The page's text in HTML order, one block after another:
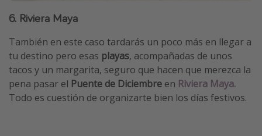
6. Riviera Maya
También en este caso tardarás un poco más en llegar a
tu destino pero esas playas, acompañadas de unos
tacos y un margarita, seguro que hacen que merezca la
pena pasar el Puente de Diciembre en Riviera Maya.
Todo es cuestión de organizarte bien los días festivos.